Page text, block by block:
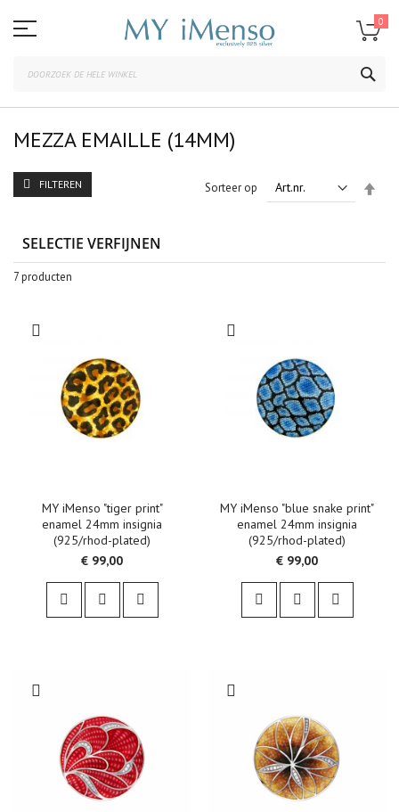
naar
de
0
MEZZA EMAILLE (14MM)
7producten
Sorteer op
MY iMenso "tiger print"
enamel 24mm insignia
(925/rhod-plated)
€ 99,00
MY iMenso "blue snake print"
enamel 24mm insignia
(925/rhod-plated)
€ 99,00
FILTEREN
SELECTIE VERFIJNEN